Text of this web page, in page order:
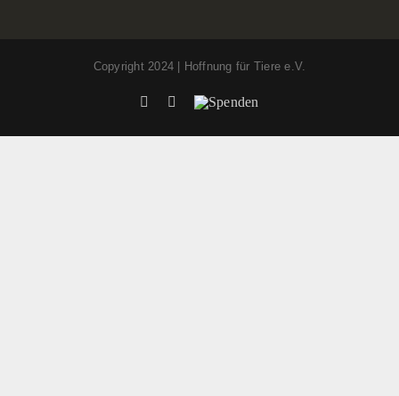
Copyright 2024 | Hoffnung für Tiere e.V.
FacebookInstagram
Spenden